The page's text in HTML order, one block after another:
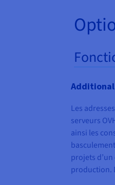
Additional
Les
serveurs
ainsi les
projets
production.